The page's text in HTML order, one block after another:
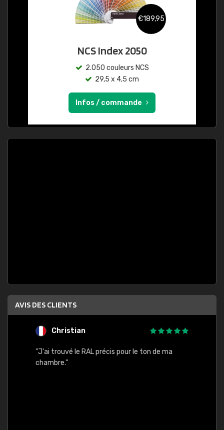
€189,95
NCS Index 2050
2.050 couleurs NCS
29,5 x 4,5 cm
Infos / commande
AVIS DES CLIENTS
Christian
"J'ai trouvé le RAL précis pour le ton de ma
chambre."